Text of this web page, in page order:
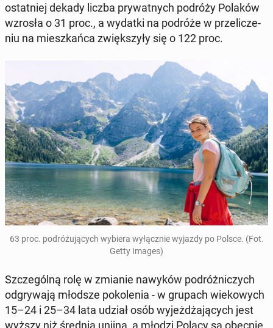
ostat­niej dekady liczba pry­wat­nych podróży Polaków
wzrosła o 31 proc., a wydatki na podróże w prze­li­cze­
niu na miesz­kań­ca zwięk­szy­ły się o 122 proc.
63 proc. po­dró­żu­ją­cych wybiera wy­łącz­nie wyjazdy po Polsce. (Fot.
Getty Images)
Szcze­gól­ną rolę w zmianie nawyków po­dróż­ni­czych
od­gry­wa­ją młodsze po­ko­le­nia - w grupach wie­ko­wych
15–24 i 25–34 lata udział osób wy­jeż­dża­ją­cych jest